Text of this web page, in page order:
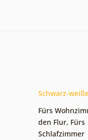
Schwarz-
Fürs
den Flur, Fürs
Schlafzimmer